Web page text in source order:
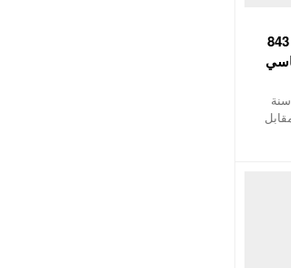
تقرير: الجمارك تتمكن من حجز أكثر من 843
قياسي
وحدة، مقابل